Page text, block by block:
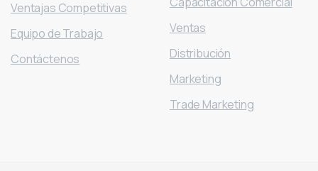
Ventajas Competitivas
Equipo de Trabajo
Contáctenos
Ventas
Distribución
Marketing
Trade Marketing